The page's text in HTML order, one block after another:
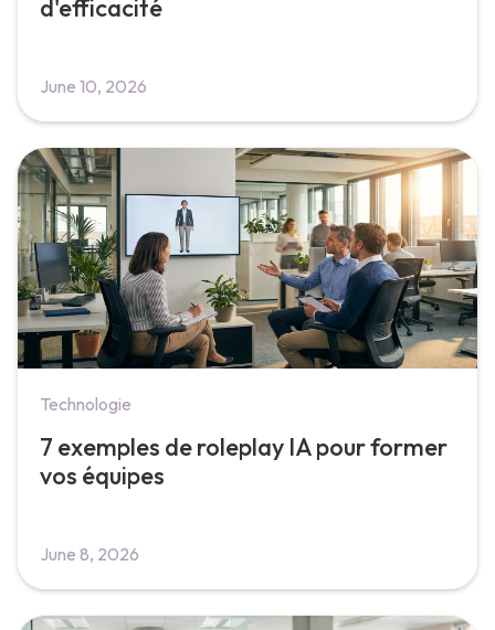
d'efficacité
June 10, 2026
Technologie
7 exemples de roleplay IA pour former
vos équipes
June 8, 2026